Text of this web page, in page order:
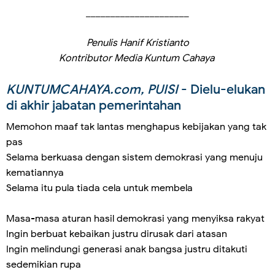
Penulis Hanif Kristianto
Kontributor Media Kuntum Cahaya
KUNTUMCAHAYA.com, PUISI- Dielu-elukan
di akhir jabatan pemerintahan
Memohon maaf tak lantas menghapus kebijakan yang tak
pas
Selama berkuasa dengan sistem demokrasi yang menuju
kematiannya
Selama itu pula tiada cela untuk membela
Masa-masa aturan hasil demokrasi yang menyiksa rakyat
Ingin berbuat kebaikan justru dirusak dari atasan
Ingin melindungi generasi anak bangsa justru ditakuti
sedemikian rupa